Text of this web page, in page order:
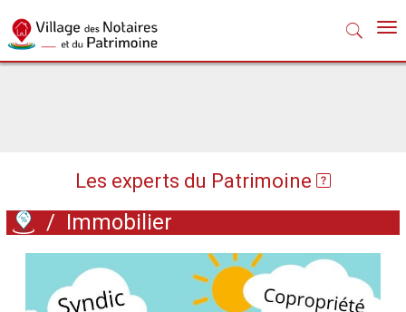
Les experts du Patrimoine
/ Immobilier